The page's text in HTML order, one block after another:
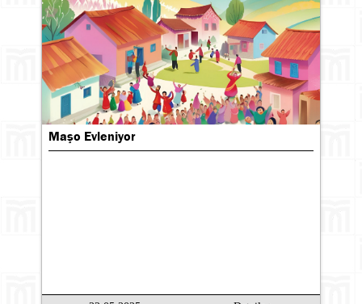
Maşo Evleniyor